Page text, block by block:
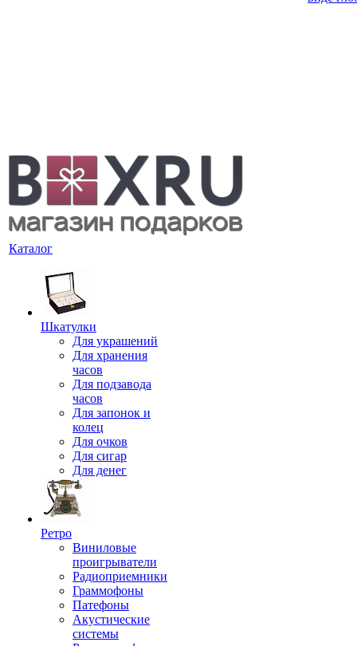
Каталог
Шкатулки
Для украшений
Для хранения
часов
Для подзавода
часов
Для запонок и
колец
Для очков
Для сигар
Для денег
Ретро
Виниловые
проигрыватели
Радиоприемники
Граммофоны
Патефоны
Акустические
системы